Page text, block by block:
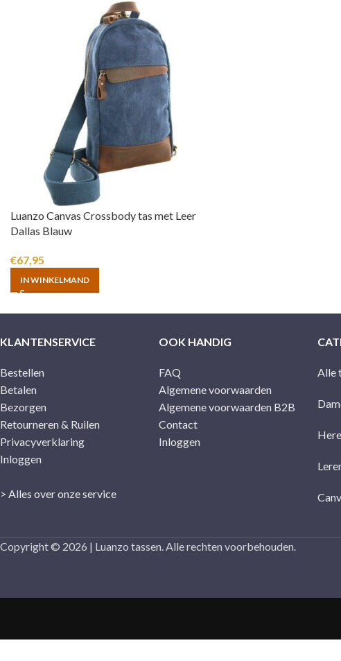
Luanzo Canvas Crossbody tas met Leer
Dallas Blauw
€67,95
IN WINKELMAND
KLANTENSERVICE
Bestellen
Betalen
Bezorgen
Retourneren & Ruilen
Privacyverklaring
Inloggen
> Alles over onze service
OOK HANDIG
FAQ
Algemene voorwaarden
Algemene voorwaarden B2B
Contact
Inloggen
Alle
Copyright © 2026 | Luanzo tassen. Alle rechten voorbehouden.